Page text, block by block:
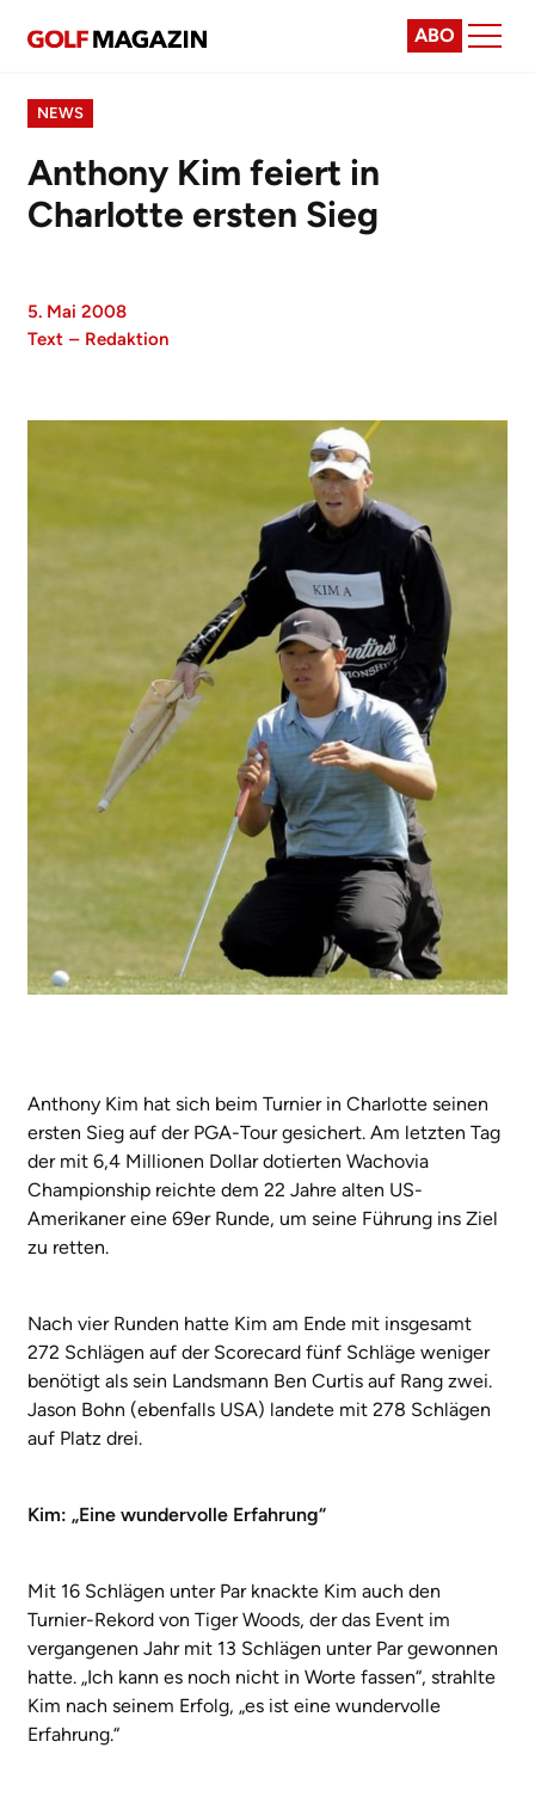
ABO
NEWS
Anthony Kim feiert in
Charlotte ersten Sieg
5. Mai 2008
Text – Redaktion
Anthony Kim hat sich beim Turnier in Charlotte seinen
ersten Sieg auf der PGA-Tour gesichert. Am letzten Tag
der mit 6,4 Millionen Dollar dotierten Wachovia
Championship reichte dem 22 Jahre alten US-
Amerikaner eine 69er Runde, um seine Führung ins Ziel
zu retten.
Nach vier Runden hatte Kim am Ende mit insgesamt
272 Schlägen auf der Scorecard fünf Schläge weniger
benötigt als sein Landsmann Ben Curtis auf Rang zwei.
Jason Bohn (ebenfalls USA) landete mit 278 Schlägen
auf Platz drei.
Kim: „Eine wundervolle Erfahrung“
Mit 16 Schlägen unter Par knackte Kim auch den
Turnier-Rekord von Tiger Woods, der das Event im
vergangenen Jahr mit 13 Schlägen unter Par gewonnen
hatte. „Ich kann es noch nicht in Worte fassen“, strahlte
Kim nach seinem Erfolg, „es ist eine wundervolle
Erfahrung.“